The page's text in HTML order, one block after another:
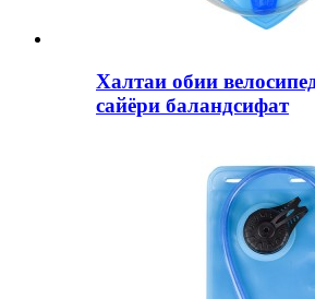
Халтаи обии
сайёри баландсифат